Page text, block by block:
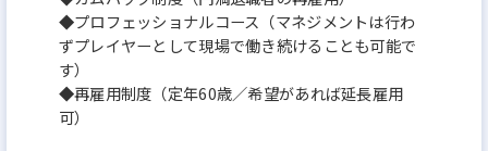
◆プロフェッショナルコース（マネジメントは行わ
ずプレイヤーとして現場で働き続けることも可能で
す）
◆再雇用制度（定年60歳／希望があれば延長雇用
可）